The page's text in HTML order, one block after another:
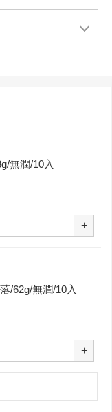
無潤/10入
+
/62g/無潤/10入
+